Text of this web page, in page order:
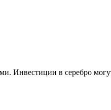
Инвестиции в серебро